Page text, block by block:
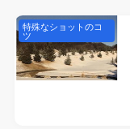
特殊なショットのコ
ツ